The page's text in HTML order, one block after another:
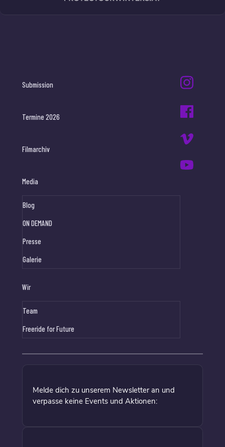
Submission
Termine 2026
Filmarchiv
Media
Blog
ON DEMAND
Presse
Galerie
Wir
Team
Freeride for Future
Melde dich zu unserem Newsletter an und
verpasse keine Events und Aktionen: